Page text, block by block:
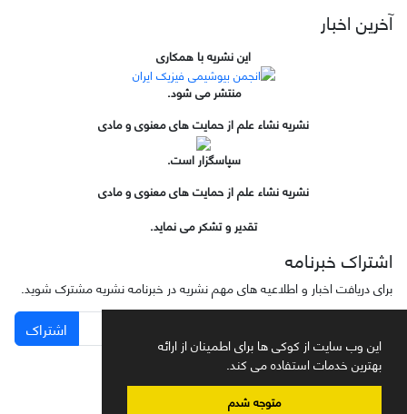
این وب سایت از کوکی ها برای اطمینان از ارائه
بهترین خدمات استفاده می کند.
متوجه شدم
آخرین اخبار
این نشریه با همکاری
منتشر می شود.
نشریه نشاء علم از حمایت های معنوی و مادی
سپاسگزار است.
نشریه نشاء علم از حمایت های معنوی و مادی
تقدیر و تشکر می نماید.
اشتراک خبرنامه
برای دریافت اخبار و اطلاعیه های مهم نشریه در خبرنامه نشریه مشترک شوید.
اشتراک